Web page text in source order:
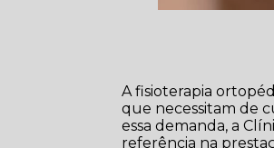
A fisioterapia
que necessitam de
essa demanda, a
referência na